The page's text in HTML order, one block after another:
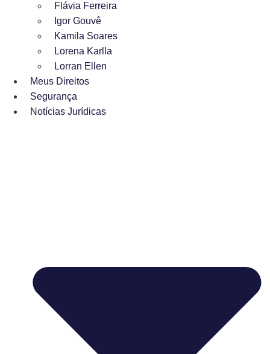
Flávia Ferreira
Igor Gouvê
Kamila Soares
Lorena Karlla
Lorran Ellen
Meus Direitos
Segurança
Notícias Jurídicas